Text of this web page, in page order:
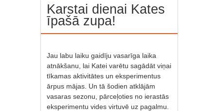
Karstai dienai Kates
īpašā zupa!
Jau labu laiku gaidīju vasarīga laika
atnākšanu, lai Katei varētu sagādāt viņai
tīkamas aktivitātes un eksperimentus
ārpus mājas. Un tā šodien atklājām
vasaras sezonu, pārceļoties no ierastās
eksperimentu vides virtuvē uz pagalmu.